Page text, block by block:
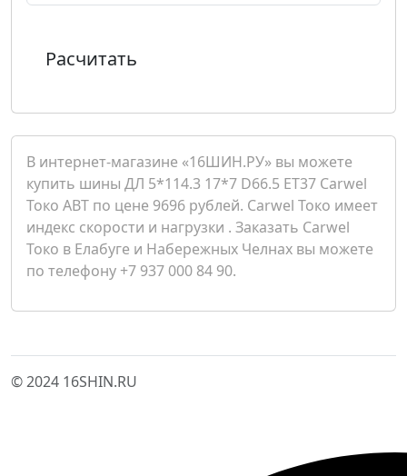
Расчитать
В интернет-магазине «16ШИН.РУ» вы можете
купить шины ДЛ 5*114.3 17*7 D66.5 ET37 Carwel
Токо ABT по цене 9696 рублей. Carwel Токо имеет
индекс скорости и нагрузки . Заказать Carwel
Токо в Елабуге и Набережных Челнах вы можете
по телефону +7 937 000 84 90.
© 2024 16SHIN.RU